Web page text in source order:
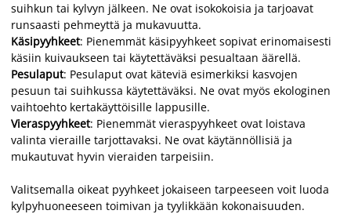
suihkun tai kylvyn jälkeen. Ne ovat isokokoisia ja tarjoavat
runsaasti pehmeyttä ja mukavuutta.
Käsipyyhkeet: Pienemmät käsipyyhkeet sopivat erinomaisesti
käsiin kuivaukseen tai käytettäväksi pesualtaan äärellä.
Pesulaput: Pesulaput ovat käteviä esimerkiksi kasvojen
pesuun tai suihkussa käytettäväksi. Ne ovat myös ekologinen
vaihtoehto kertakäyttöisille lappusille.
Vieraspyyhkeet: Pienemmät vieraspyyhkeet ovat loistava
valinta vieraille tarjottavaksi. Ne ovat käytännöllisiä ja
mukautuvat hyvin vieraiden tarpeisiin.
Valitsemalla oikeat pyyhkeet jokaiseen tarpeeseen voit luoda
kylpyhuoneeseen toimivan ja tyylikkään kokonaisuuden.